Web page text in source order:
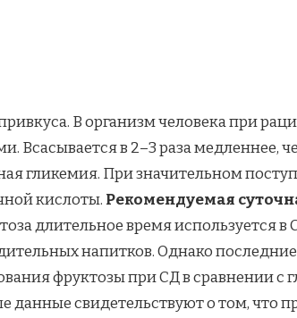
В организм человека при
в 2–3 раза медленнее,
гликемия. При значительном
кислоты. Рекомендуемая
длительное время используется
напитков. Однако
фруктозы при СД в сравнении с
данные свидетельствуют о том, что